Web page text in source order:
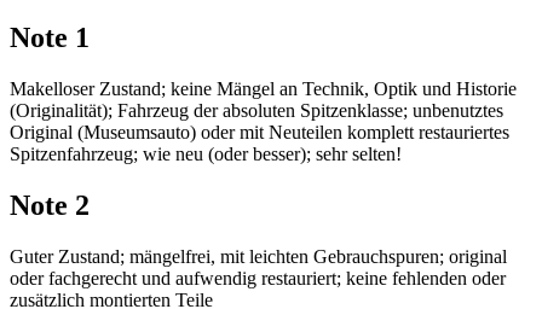
Note 1
Ma­kel­lo­ser Zu­stand; kei­ne Män­gel an Tech­nik, Op­tik und His­to­rie
(Ori­gi­na­li­tät); Fahr­zeug der ab­so­lu­ten Spit­zen­klas­se; un­be­nutz­tes
Ori­gi­nal (Mu­se­ums­au­to) oder mit Neu­tei­len kom­plett re­stau­rier­tes
Spit­zen­fahr­zeug; wie neu (oder bes­ser); sehr sel­ten!
Note 2
Gu­ter Zu­stand; män­gel­frei, mit leich­ten Ge­brauch­spu­ren; ori­gi­nal
oder fach­ge­recht und auf­wen­dig re­stau­riert; kei­ne feh­len­den oder
zu­sätz­lich mon­tier­ten Tei­le